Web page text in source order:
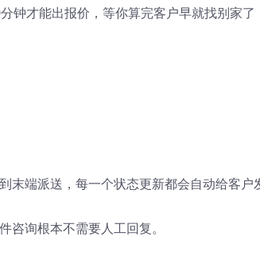
钟才能出报价，等你算完客户早就找别家了
末端派送，每一个状态更新都会自动给客户
咨询根本不需要人工回复。